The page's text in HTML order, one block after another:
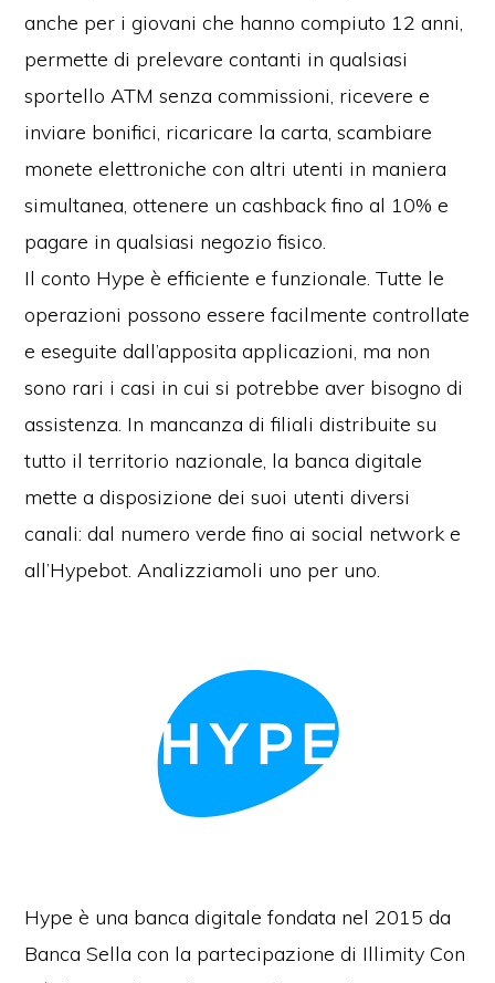
anche per i giovani che hanno compiuto 12 anni,
permette di prelevare contanti in qualsiasi
sportello ATM senza commissioni, ricevere e
inviare bonifici, ricaricare la carta, scambiare
monete elettroniche con altri utenti in maniera
simultanea, ottenere un cashback fino al 10% e
pagare in qualsiasi negozio fisico.
Il conto Hype è efficiente e funzionale. Tutte le
operazioni possono essere facilmente controllate
e eseguite dall’apposita applicazioni, ma non
sono rari i casi in cui si potrebbe aver bisogno di
assistenza. In mancanza di filiali distribuite su
tutto il territorio nazionale, la banca digitale
mette a disposizione dei suoi utenti diversi
canali: dal numero verde fino ai social network e
all’Hypebot. Analizziamoli uno per uno.
Hype è una banca digitale fondata nel 2015 da
Banca Sella con la partecipazione di Illimity Con